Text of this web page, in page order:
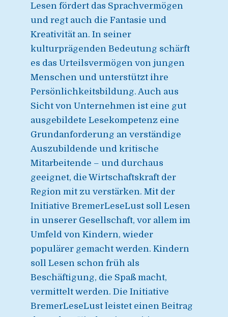
Lesen fördert das Sprachvermögen
und regt auch die Fantasie und
Kreativität an. In seiner
kulturprägenden Bedeutung schärft
es das Urteilsvermögen von jungen
Menschen und unterstützt ihre
Persönlichkeitsbildung. Auch aus
Sicht von Unternehmen ist eine gut
ausgebildete Lesekompetenz eine
Grundanforderung an verständige
Auszubildende und kritische
Mitarbeitende – und durchaus
geeignet, die Wirtschaftskraft der
Region mit zu verstärken. Mit der
Initiative BremerLeseLust soll Lesen
in unserer Gesellschaft, vor allem im
Umfeld von Kindern, wieder
populärer gemacht werden. Kindern
soll Lesen schon früh als
Beschäftigung, die Spaß macht,
vermittelt werden. Die Initiative
BremerLeseLust leistet einen Beitrag